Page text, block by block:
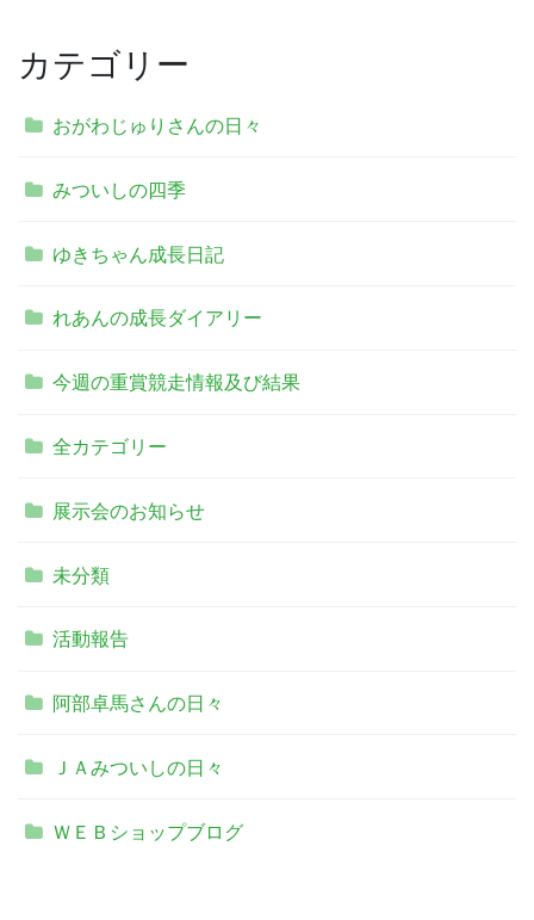
カテゴリー
おがわじゅりさんの日々
みついしの四季
ゆきちゃん成長日記
れあんの成長ダイアリー
今週の重賞競走情報及び結果
全カテゴリー
展示会のお知らせ
未分類
活動報告
阿部卓馬さんの日々
ＪＡみついしの日々
ＷＥＢショップブログ